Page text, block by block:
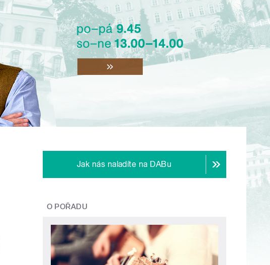
Jak nás naladíte na DABu
O POŘADU